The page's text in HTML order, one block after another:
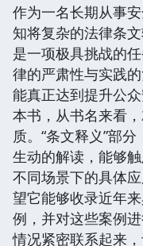
作为一名长期从事
知将复杂的法律条
是一项极具挑战的
律的严肃性与实践
能真正达到提升公
本书，从书名来看
质。“条文释义”部
生动的解读，能够
不同场景下的具体
望它能够收录近年
例，并对这些案例
情况紧密联系起来